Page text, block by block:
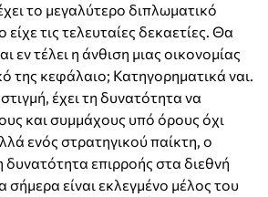
το μεγαλύτερο διπλωματικό
τις τελευταίες δεκαετίες. Θα
εν τέλει η άνθιση μιας οικονομίας
της κεφάλαιο; Κατηγορηματικά ναι.
έχει τη δυνατότητα να
και συμμάχους υπό όρους όχι
ενός στρατηγικού παίκτη, ο
δυνατότητα επιρροής στα διεθνή
είναι εκλεγμένο μέλος του